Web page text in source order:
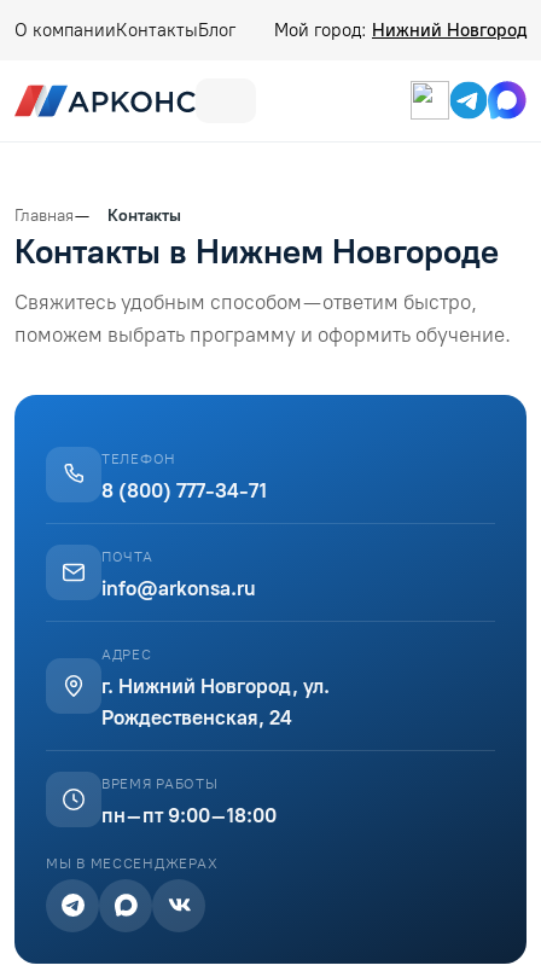
О компанииКонтактыБлог Мой город: Нижний Новгород
Главная Контакты
Контакты в Нижнем Новгороде
Свяжитесь удобным способом — ответим быстро,
поможем выбрать программу и оформить обучение.
ТЕЛЕФОН
8 (800) 777-34-71
ПОЧТА
info@arkonsa.ru
АДРЕС
г. Нижний Новгород, ул.
Рождественская, 24
ВРЕМЯ РАБОТЫ
пн–пт 9:00–18:00
МЫ В МЕССЕНДЖЕРАХ